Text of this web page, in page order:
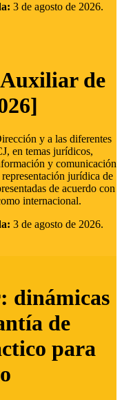
3 de agosto de 2026.
de
y a las diferentes
en temas jurídicos,
y comunicación
jurídica de
de acuerdo con
internacional.
3 de agosto de 2026.
dinámicas
de
para